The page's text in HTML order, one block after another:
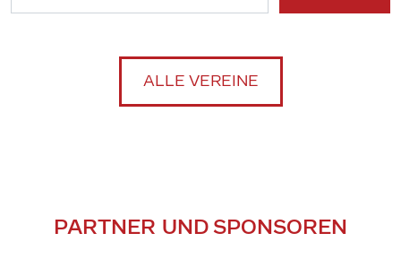
ALLE VEREINE
PARTNER UND SPONSOREN